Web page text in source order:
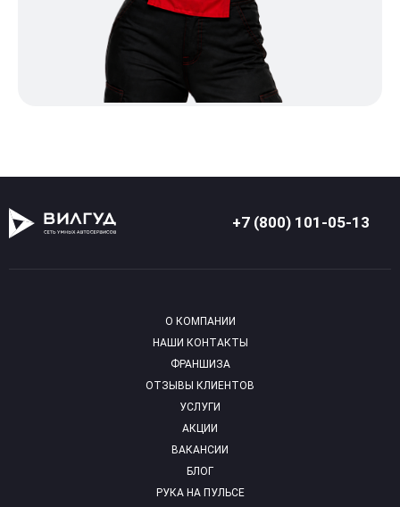
+7 (800) 101-05-13
О КОМПАНИИ
НАШИ КОНТАКТЫ
ФРАНШИЗА
ОТЗЫВЫ КЛИЕНТОВ
УСЛУГИ
АКЦИИ
ВАКАНСИИ
БЛОГ
РУКА НА ПУЛЬСЕ